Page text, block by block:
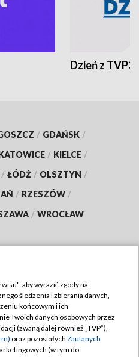
Dzień z TVP3
/ GDAŃSK /
/ KIELCE /
/ ŁÓDŹ / OLSZTYN /
/ RZESZÓW /
/ WROCŁAW
TVP
aby wyrazić zgody na
śledzenia i zbierania danych,
końcowym i ich
Twoich danych osobowych przez
(zwaną dalej również „TVP”),
oraz pozostałych Zaufanych
(w tym do